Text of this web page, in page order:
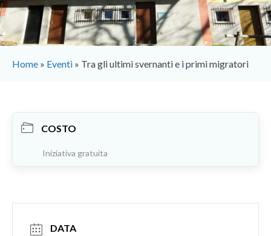
Home » Eventi » Tra gli ultimi svernanti e i primi migratori
COSTO
Iniziativa gratuita
DATA